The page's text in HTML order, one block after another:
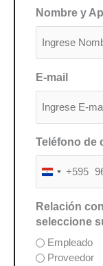
Nombre y
E-mail
Teléfono de
P
a
r
a
+595
Relación
seleccione
Empleado
Proveedor